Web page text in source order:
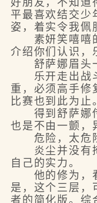
好朋友，不知道
平最喜欢结交少
姿，着实令我佩
素妍笑嘻嘻的
介绍你们认识，
舒萨娜眉头一
乐开走出战斗
重，必须高手修
比赛也到此为止
得到舒萨娜传
也是不由一颤，
危险，太危
炎尘并没有掩
自己的实力。
他的修为，看
是，这个三层，
者的简化版。综